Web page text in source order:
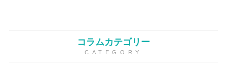
コラムカテゴリー
CATEGORY